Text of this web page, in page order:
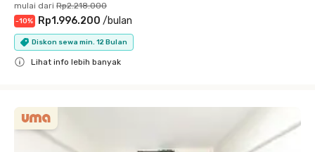
mulai dari Rp2.218.000
-10% Rp1.996.200 /bulan
Diskon sewa min. 12 Bulan
Lihat info lebih banyak